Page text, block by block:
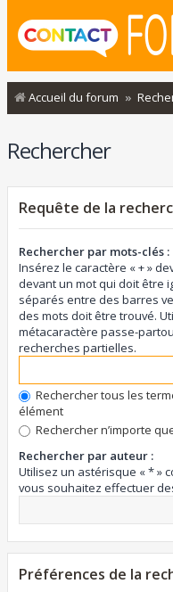
Accueil du forum
Rechercher
Requête de la
Rechercher par mots-clés :
Insérez le caractère « + »
devant un mot qui doit être
séparés entre des barres
des mots doit être trouvé.
métacaractère passe-
recherches partielles.
Rechercher tous les
élément
Rechercher n’importe
Rechercher par auteur :
Utilisez un astérisque « * »
vous souhaitez effectuer
Préférences de la